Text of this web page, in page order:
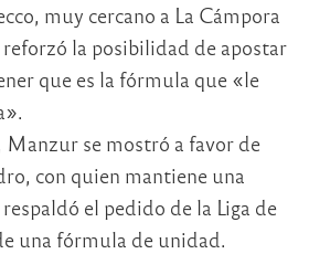
muy cercano a La Cámpora
la posibilidad de apostar
que es la fórmula que «le
Manzur se mostró a favor de
con quien mantiene una
el pedido de la Liga de
una fórmula de unidad.